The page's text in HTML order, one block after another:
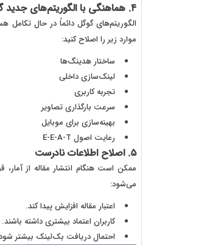
۴. هماهنگی با الگوریتم‌های جدید گوگل
الگوریتم‌های گوگل دائماً در حال تکامل
موارد زیر را اصلاح کنید:
ساختار هدینگ‌ها
لینک‌سازی داخلی
تجربه کاربری
سرعت بارگذاری تصاویر
بهینه‌سازی برای موبایل
رعایت اصول E-E-A-T
۵. اصلاح اطلاعات نادرست
ممکن است هنگام انتشار مقاله از آمار،
می‌شود:
اعتبار مقاله افزایش پیدا کند.
کاربران اعتماد بیشتری داشته باشند.
احتمال دریافت بک‌لینک بیشتر